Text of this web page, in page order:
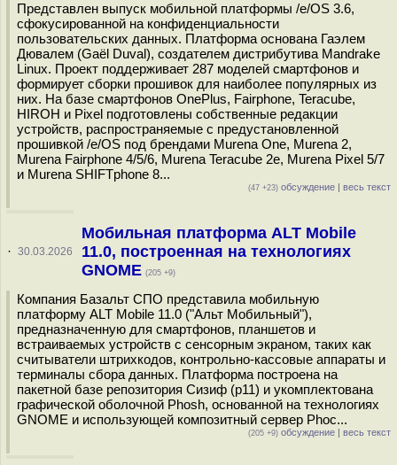
Представлен выпуск мобильной платформы /e/OS 3.6,
сфокусированной на конфиденциальности
пользовательских данных. Платформа основана Гаэлем
Дювалем (Gaël Duval), создателем дистрибутива Mandrake
Linux. Проект поддерживает 287 моделей смартфонов и
формирует сборки прошивок для наиболее популярных из
них. На базе смартфонов OnePlus, Fairphone, Teracube,
HIROH и Pixel подготовлены собственные редакции
устройств, распространяемые с предустановленной
прошивкой /e/OS под брендами Murena One, Murena 2,
Murena Fairphone 4/5/6, Murena Teracube 2e, Murena Pixel 5/7
и Murena SHIFTphone 8...
(47 +23) обсуждение | весь текст
· 30.03.2026
Мобильная платформа ALT Mobile
11.0, построенная на технологиях
GNOME (205 +9)
Компания Базальт СПО представила мобильную
платформу ALT Mobile 11.0 ("Альт Мобильный"),
предназначенную для смартфонов, планшетов и
встраиваемых устройств с сенсорным экраном, таких как
считыватели штрихкодов, контрольно-кассовые аппараты и
терминалы сбора данных. Платформа построена на
пакетной базе репозитория Сизиф (p11) и укомплектована
графической оболочной Phosh, основанной на технологиях
GNOME и использующей композитный сервер Phoc...
(205 +9) обсуждение | весь текст